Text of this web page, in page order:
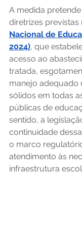
A medida
diretrizes previstas
Nacional de
2024), que
acesso ao
tratada,
manejo adequado
sólidos em todas
públicas de
sentido, a
continuidade
o marco
atendimento às
infraestrutura